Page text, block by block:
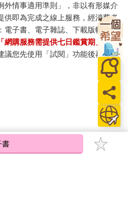
政府「還得要好幾年，才會開始
乎很清楚：大人不打算處理，因
。
外情事適用準則」，非以有形媒介
供即為完成之線上服務，經消費者
電子書、電子雜誌、下載版軟體、
網購服務需提供七日鑑賞期」的限
議您先使用「試閱」功能後再付款
書